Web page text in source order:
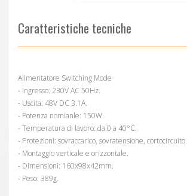
Caratteristiche tecniche
Alimentatore Switching Mode
- Ingresso: 230V AC 50Hz.
- Uscita: 48V DC 3.1A.
- Potenza nomianle: 150W.
- Temperatura di lavoro: da 0 a 40°C.
- Protezioni: sovraccarico, sovratensione, cortocircuito.
- Montaggio verticale e orizzontale.
- Dimensioni: 160x98x42mm.
- Peso: 389g.